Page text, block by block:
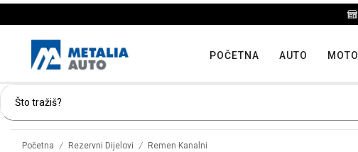
POČETNA AUTO MOTO
Početna / Rezervni Dijelovi / Remen Kanalni